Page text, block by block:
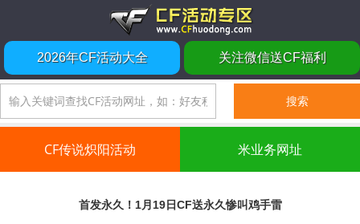
2026年CF活动大全 关注微信送CF福利
CF传说炽阳活动 米业务网址
首发永久！1月19日CF送永久惨叫鸡手雷